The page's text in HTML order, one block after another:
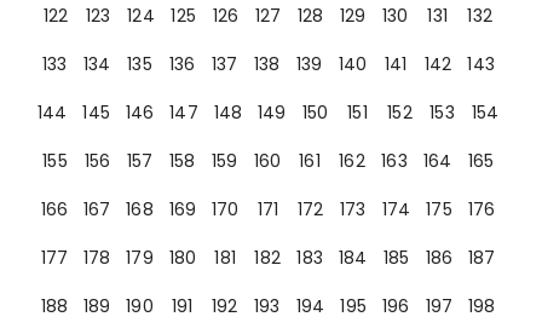
122
123 124 125 126 127 128 129 130 131
132
133
134 135 136 137 138 139 140 141 142
143
144
145 146 147 148 149 150 151 152 153
154
155
156 157 158 159 160 161 162 163 164
165
166
167 168 169 170 171 172 173 174 175
176
177
178 179 180 181 182 183 184 185 186
187
188
189 190 191 192 193 194 195 196 197
198